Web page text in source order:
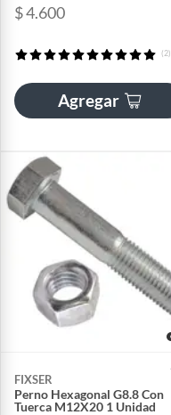
$ 4.600
(2)
Agregar
FIXSER
Perno Hexagonal G8.8 Con
Tuerca M12X20 1 Unidad